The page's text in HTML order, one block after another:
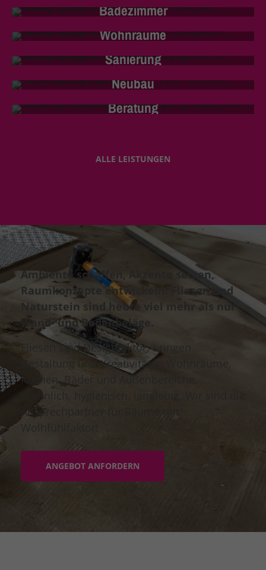
Badezimmer
Wohnräume
Sanierung
Neubau
Beratung
ALLE LEISTUNGEN
Ambiente schaffen, Akzente setzen,
Raumkonzepte entwickeln: Fliesen und
Naturstein sind heute viel mehr als nur
Wand- und Bodenbeläge.
Fliesen sind Designfaktor, bringen
Gestaltung und Kreativität in Wohnräume,
Küchen, Bäder und Außenbereiche.
Wohnlich, hygienisch, langlebig. Wir sind die
Ansprechpartner für Räume mit
Wolhfühlfaktor!
ANGEBOT ANFORDERN